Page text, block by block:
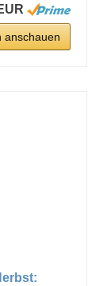
anschauen